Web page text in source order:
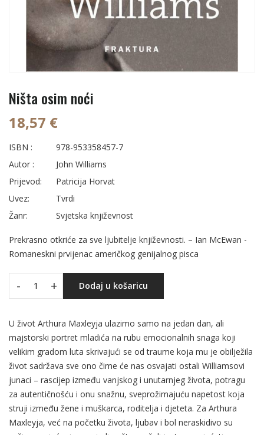
Ništa osim noći
18,57 €
ISBN :
978-953358457-7
Autor :
John Williams
Prijevod:
Patricija Horvat
Uvez:
Tvrdi
Žanr:
Svjetska književnost
Prekrasno otkriće za sve ljubitelje književnosti. – Ian McEwan -
Romaneskni prvijenac američkog genijalnog pisca
- + Dodaj u košaricu
U život Arthura Maxleyja ulazimo samo na jedan dan, ali
majstorski portret mladića na rubu emocionalnih snaga koji
velikim gradom luta skrivajući se od traume koja mu je obilježila
život sadržava sve ono čime će nas osvajati ostali Williamsovi
junaci – rascijep između vanjskog i unutarnjeg života, potragu
za autentičnošću i onu snažnu, sveprožimajuću napetost koja
struji između žene i muškarca, roditelja i djeteta. Za Arthura
Maxleyja, već na početku života, ljubav i bol neraskidivo su